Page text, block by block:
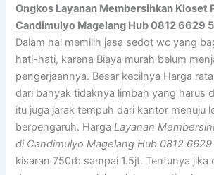
Ongkos Layanan Membersihkan Kloset
Candimulyo Magelang Hub 0812 6629
Dalam hal memilih jasa sedot wc yang
hati-hati, karena Biaya murah belum
pengerjaannya. Besar kecilnya Harga
dari banyak tidaknya limbah yang harus
itu juga jarak tempuh dari kantor menuju
berpengaruh. HargaLayanan
di Candimulyo Magelang Hub 0812
kisaran 750rb sampai 1.5jt. Tentunya jika